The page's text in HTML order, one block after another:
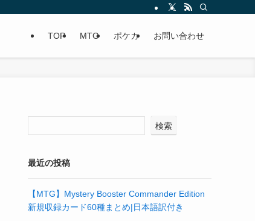
TOP MTG ポケカ お問い合わせ
検索
最近の投稿
【MTG】Mystery Booster Commander Edition
新規収録カード60種まとめ|日本語訳付き